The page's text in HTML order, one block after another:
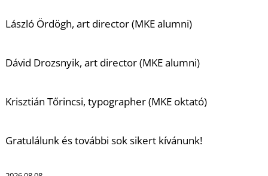
László Ördögh, art director (MKE alumni)
Dávid Drozsnyik, art director (MKE alumni)
Krisztián Tőrincsi, typographer (MKE oktató)
Gratulálunk és további sok sikert kívánunk!